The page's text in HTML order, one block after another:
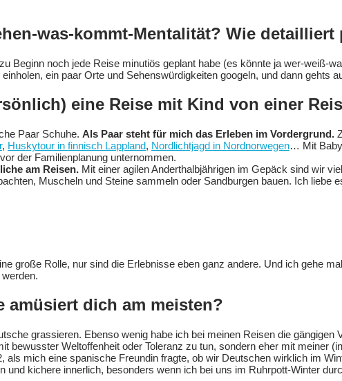
was-kommt-Mentalität? Wie
Beginn noch jede Reise minutiös geplant habe (es könnte ja wer-weiß-
ein paar Orte und Sehenswürdigkeiten googeln, und dann gehts
eine Reise mit Kind von einer
Paar Schuhe. Als Paar steht für mich das Erleben im Vordergrund.
, Huskytour in finnisch Lappland, Nordlichtjagd in Nordnorwegen… Mit Baby
der Familienplanung unternommen.
am Reisen. Mit einer agilen Anderthalbjährigen im Gepäck sind wir
Muscheln und Steine sammeln oder Sandburgen bauen. Ich liebe
große Rolle, nur sind die Erlebnisse eben ganz andere. Und ich gehe
amüsiert dich am meisten?
grassieren. Ebenso wenig habe ich bei meinen Reisen die gängigen
bewusster Weltoffenheit oder Toleranz zu tun, sondern eher mit meiner
mich eine spanische Freundin fragte, ob wir Deutschen wirklich im
kichere innerlich, besonders wenn ich bei uns im Ruhrpott-Winter